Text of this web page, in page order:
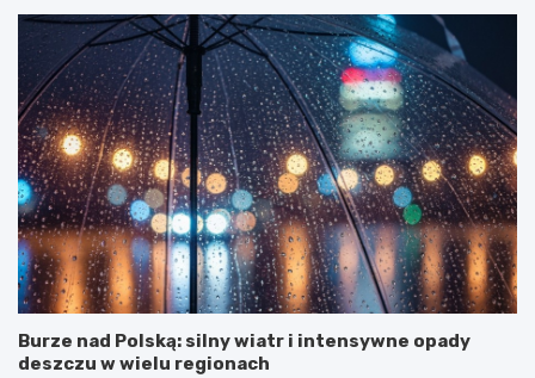
Burze nad Polską: silny wiatr i intensywne opady
deszczu w wielu regionach